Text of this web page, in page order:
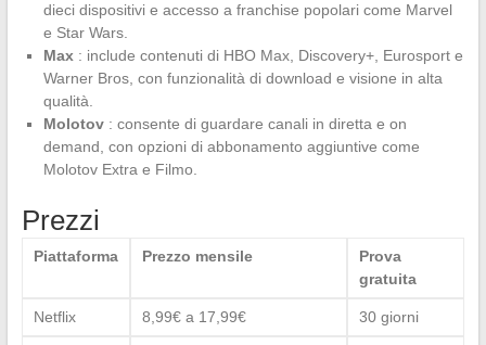
dieci dispositivi e accesso a franchise popolari come Marvel
e Star Wars.
Max: include contenuti di HBO Max, Discovery+, Eurosport e
Warner Bros, con funzionalità di download e visione in alta
qualità.
Molotov: consente di guardare canali in diretta e on
demand, con opzioni di abbonamento aggiuntive come
Molotov Extra e Filmo.
Prezzi
Piattaforma Prezzo mensile
Prova
gratuita
Netflix 8,99€ a 17,99€ 30 giorni